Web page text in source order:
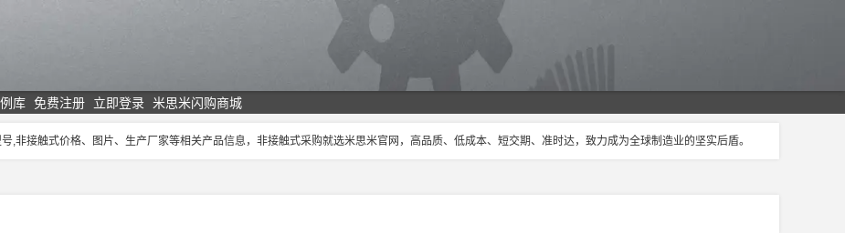
库 免费注册 立即登录 米思米闪购商城
,非接触式价格、图片、生产厂家等相关产品信息，非接触式采购就选米思米官网，高品质、低成本、短交期、准时达，致力成为全球制造业的坚实后盾。